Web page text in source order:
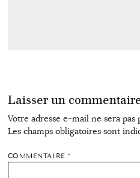
Laisser un
Votre adresse e-mail ne sera pas
Les champs obligatoires sont
COMMENTAIRE*